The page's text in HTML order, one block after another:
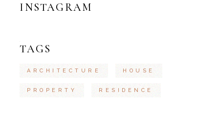
INSTAGRAM
TAGS
ARCHITECTURE HOUSE
PROPERTY RESIDENCE